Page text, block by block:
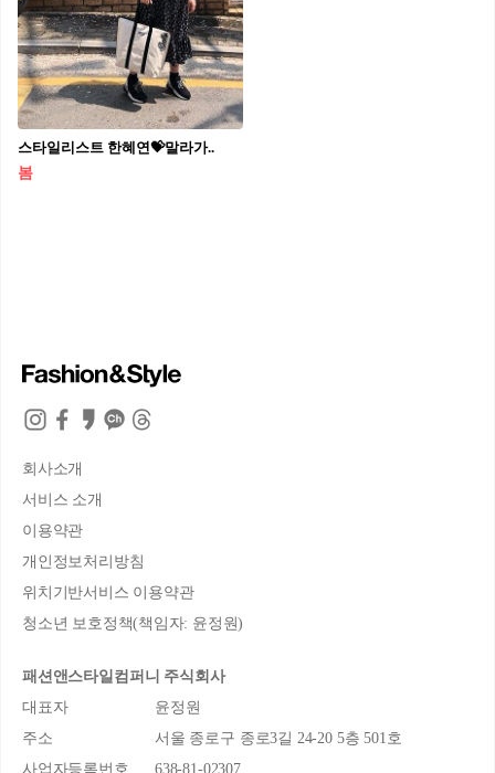
스타일리스트 한혜연💝말라가..
봄
회사소개
서비스 소개
이용약관
개인정보처리방침
위치기반서비스 이용약관
청소년 보호정책(책임자: 윤정원)
패션앤스타일컴퍼니 주식회사
대표자
윤정원
주소
서울 종로구 종로3길 24-20 5층 501호
사업자등록번호
638-81-02307